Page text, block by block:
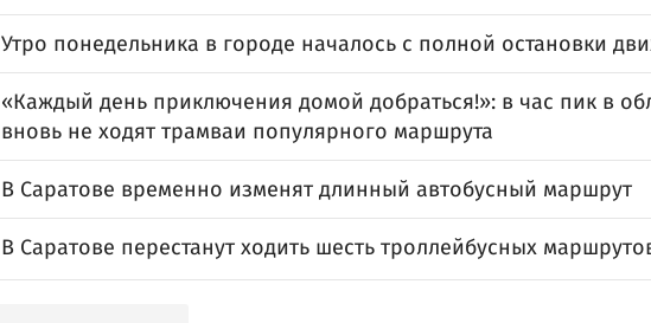
Утро понедельника в городе началось с полной остановки
«Каждый день приключения домой добраться!»: в час пик в
вновь не ходят трамваи популярного маршрута
В Саратове временно изменят длинный автобусный маршрут
В Саратове перестанут ходить шесть троллейбусных